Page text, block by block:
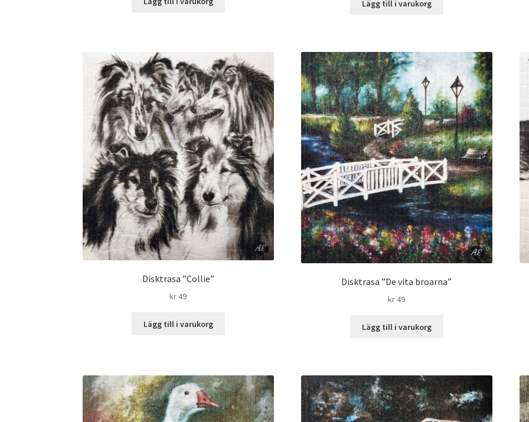
Lägg till i varukorg
Disktrasa ”Collie”
kr49
Lägg till i varukorg
Disktrasa ”De vita broarna”
kr49
Lägg till i varukorg